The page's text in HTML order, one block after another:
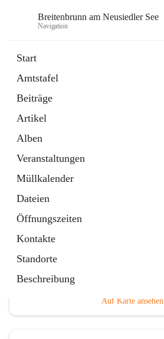
Breitenbrunn am Neusiedler See
Navigation
Start
Amtstafel
Beiträge
Artikel
Alben
Veranstaltungen
Müllkalender
Dateien
Öffnungszeiten
Kontakte
Standorte
Beschreibung
18 Schnellzugriffe
Gemeindeservice
Auf Karte ansehen